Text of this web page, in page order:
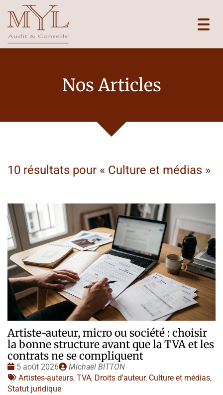
Nos Articles
10 résultats pour « Culture et médias »
Artiste-auteur, micro ou société : choisir
la bonne structure avant que la TVA et les
contrats ne se compliquent
Date
:
5 août 2026
Publié
par
Michaël BITTON
Tags
:
Artistes-auteurs, TVA, Droits d'auteur, Culture et médias,
Statut juridique